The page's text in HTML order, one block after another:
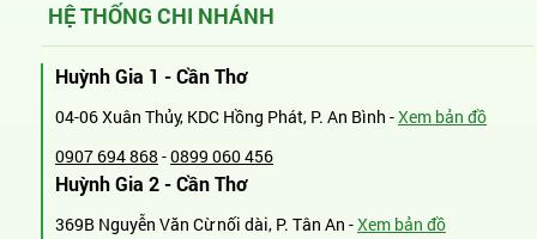
HỆ THỐNG CHI NHÁNH
Huỳnh Gia 1 - Cần Thơ
04-06 Xuân Thủy, KDC Hồng Phát, P. An Bình -Xem bản đồ
0907 694 868 -0899 060 456
Huỳnh Gia 2 - Cần Thơ
369B Nguyễn Văn Cừ nối dài, P. Tân An -Xem bản đồ